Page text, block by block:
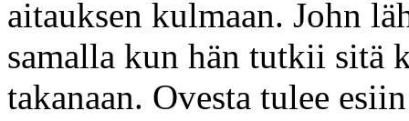
aitauksen kulmaan. John
samalla kun hän tutkii sitä
takanaan. Ovesta tulee